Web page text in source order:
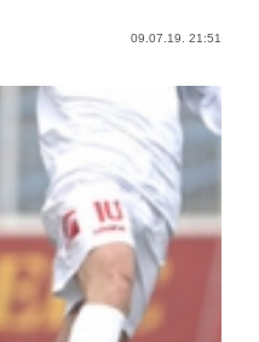
09.07.19. 21:51